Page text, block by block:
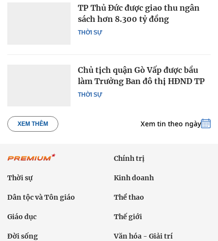
THỜI SỰ
TP Thủ Đức được giao thu ngân
sách hơn 8.300 tỷ đồng
THỜI SỰ
Chủ tịch quận Gò Vấp được bầu
làm Trưởng Ban đô thị HĐND TP
XEM THÊM Xem tin theo ngày
Chính trị
Thời sự Kinh doanh
Dân tộc và Tôn giáo Thể thao
Giáo dục Thế giới
Đời sống Văn hóa - Giải trí